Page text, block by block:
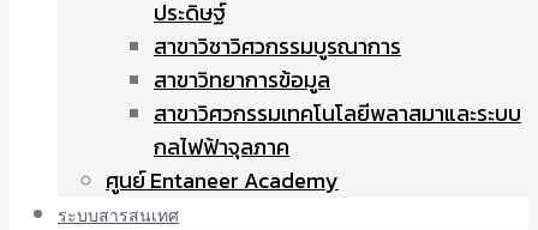
ประดิษฐ์
สาขาวิชาวิศวกรรมบูรณาการ
สาขาวิทยาการข้อมูล
สาขาวิศวกรรมเทคโนโลยีพลาสมาและระบบ
กลไฟฟ้าจุลภาค
ศูนย์ Entaneer Academy
ระบบสารสนเทศ